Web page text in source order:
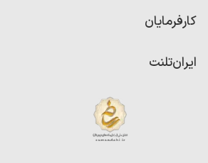
امتیاز شرکت‌ها
کاردیکس
کارفرمایان
ایران‌تلنت